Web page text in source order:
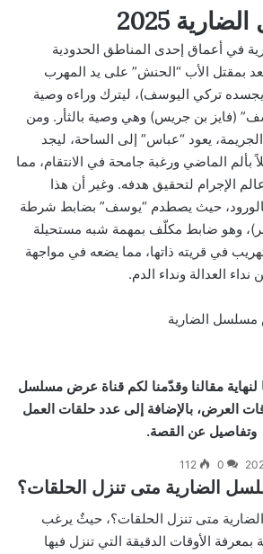
2025
في أعماق إحدى المناطق الحدودية
بمقتل الأب “الحنش” على يد المهرب
تركي اليوسف)، ليترك وراءه وصية
(فايز بن جريس) وهي وصية بالثأر. ومن
يعود “عباس” إلى الساحة، ليجد
الماضي ورغبة جامحة في الانتقام، مما
الإجرام لتحقيق هدفه. وغير أن هذا
بالورود، حيث يصطدم “يوسف” بضابط شرطة
وهو ضابط مكلّف بمهمة شبه مستحيلة
في قريته ذاتها، مما يضعه في مواجهة
نداء العدالة ونداء الدم.
الضارية
لنهاية مقالنا وقدّمنا لكم قناة عرض مسلسل
العرض، بالإضافة إلى عدد حلقات العمل
وتفاصيل عن القصة.
0
112
الضارية متى تنزل الحلقات؟
متى تنزل الحلقات؟، حيثٌ يرغب
بمعرفة الأوقات الدقيقة التي تنزل فيها